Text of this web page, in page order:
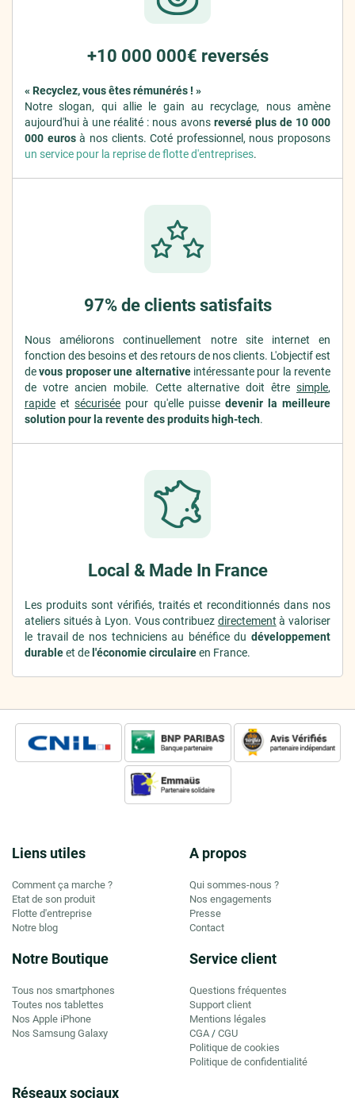
+10 000 000€ reversés
« Recyclez, vous êtes rémunérés ! »
Notre slogan, qui allie le gain au recyclage, nous amène
aujourd'hui à une réalité : nous avons reversé plus de 10 000
000 eurosà nos clients. Coté professionnel, nous proposons
un service pour la reprise de flotte d'entreprises.
97% de clients satisfaits
Nous améliorons continuellement notre site internet en
fonction des besoins et des retours de nos clients. L'objectif est
devous proposer une alternativeintéressante pour la revente
de votre ancien mobile. Cette alternative doit être simple,
rapide etsécurisée pour qu'elle puisse devenir la meilleure
solution pour la revente des produits high-tech.
Local & Made In France
Les produits sont vérifiés, traités et reconditionnés dans nos
ateliers situés à Lyon. Vous contribuez directement à valoriser
le travail de nos techniciens au bénéfice du développement
durableet de l'économie circulaireen France.
Liens utiles
Comment ça marche ?
Etat de son produit
Flotte d'entreprise
Notre blog
A propos
Qui sommes-nous ?
Nos engagements
Presse
Contact
Notre Boutique
Tous nos smartphones
Toutes nos tablettes
Nos Apple iPhone
Nos Samsung Galaxy
Service client
Questions fréquentes
Support client
Mentions légales
CGA / CGU
Politique de cookies
Politique de confidentialité
Réseaux sociaux